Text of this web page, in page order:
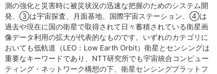
測の強化と災害時に被災状況の迅速な把握のためのシステム開
発、③は宇宙探査、月面基地、国際宇宙ステーション、④は
過去や現在に国の衛星で取得されて日々蓄積されている衛星画
像データ利用の拡大が代表的なものです。いずれのカテゴリに
おいても低軌道（LEO：Low Earth Orbit）衛星とセンシングは
重要なキーワードであり、NTT研究所でも宇宙統合コンピュー
ティング・ネットワーク構想の下、衛星センシングプラットフ